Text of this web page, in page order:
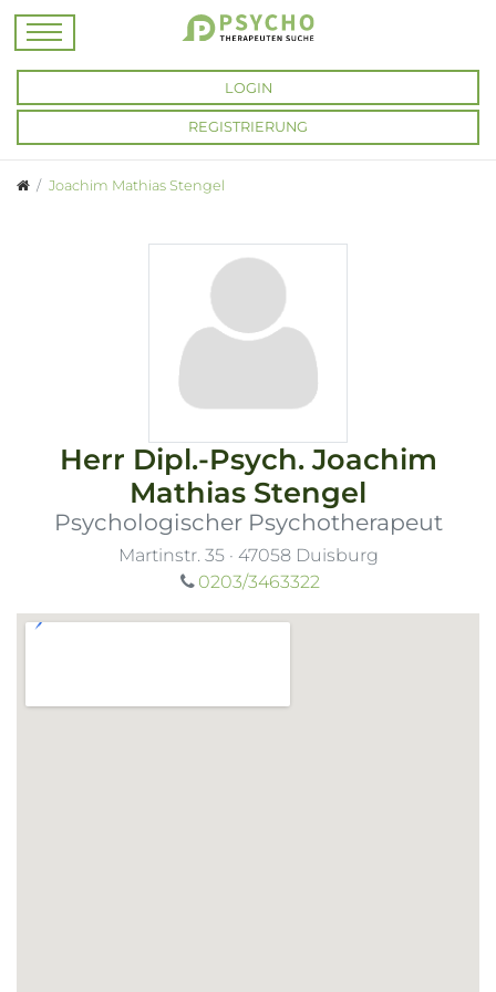
LOGIN
REGISTRIERUNG
Joachim Mathias Stengel
Herr Dipl.-Psych.Joachim
Mathias Stengel
Psychologischer Psychotherapeut
Martinstr. 35 · 47058 Duisburg
0203/3463322